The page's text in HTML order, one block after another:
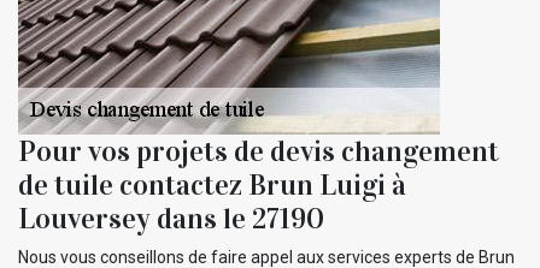
Pour vos projets de devis changement
de tuile contactez Brun Luigi à
Louversey dans le 27190
Nous vous conseillons de faire appel aux services experts de Brun